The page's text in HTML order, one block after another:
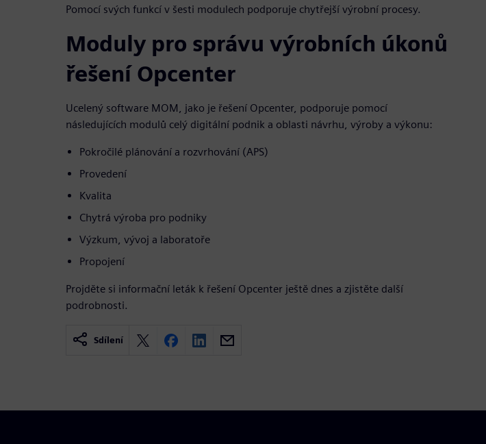
Pomocí svých funkcí v šesti modulech podporuje chytřejší výrobní procesy.
Moduly pro správu výrobních úkonů
řešení Opcenter
Ucelený software MOM, jako je řešení Opcenter, podporuje pomocí
následujících modulů celý digitální podnik a oblasti návrhu, výroby a výkonu:
Pokročilé plánování a rozvrhování (APS)
Provedení
Kvalita
Chytrá výroba pro podniky
Výzkum, vývoj a laboratoře
Propojení
Projděte si informační leták k řešení Opcenter ještě dnes a zjistěte další
podrobnosti.
Sdílení